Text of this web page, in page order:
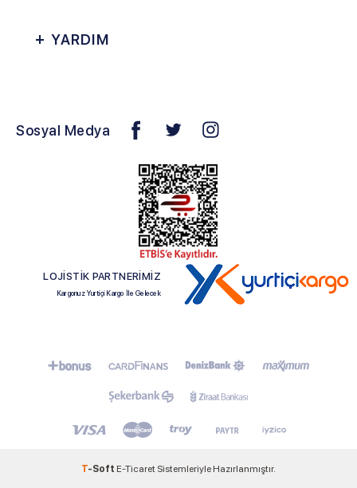
YARDIM
Sosyal Medya
LOJİSTİK PARTNERİMİZ
Kargonuz Yurtiçi Kargo İle Gelecek
T-Soft E-Ticaret Sistemleriyle Hazırlanmıştır.